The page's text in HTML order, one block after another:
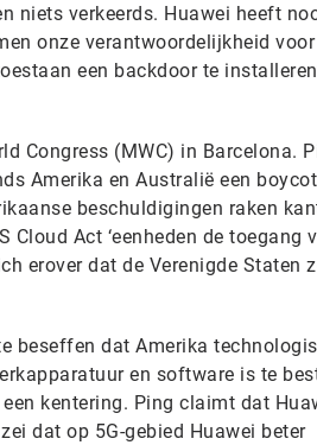
niets verkeerds. Huawei heeft
onze verantwoordelijkheid voor
een backdoor te
Congress (MWC) in Barcelona.
Amerika en Australië een
beschuldigingen raken
Act ‘eenheden de toegang
erover dat de Verenigde Staten
beseffen dat Amerika
en software is te
kentering. Ping claimt dat
dat op 5G-gebied Huawei beter